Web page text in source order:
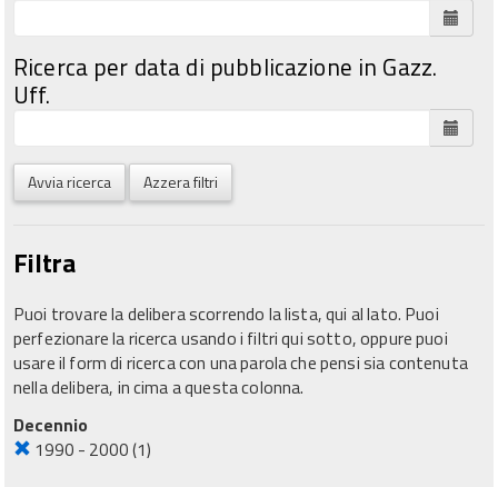
Ricerca per data di pubblicazione in Gazz.
Uff.
Avvia ricerca Azzera filtri
Filtra
Puoi trovare la delibera scorrendo la lista, qui al lato. Puoi
perfezionare la ricerca usando i filtri qui sotto, oppure puoi
usare il form di ricerca con una parola che pensi sia contenuta
nella delibera, in cima a questa colonna.
Decennio
1990 - 2000(1)